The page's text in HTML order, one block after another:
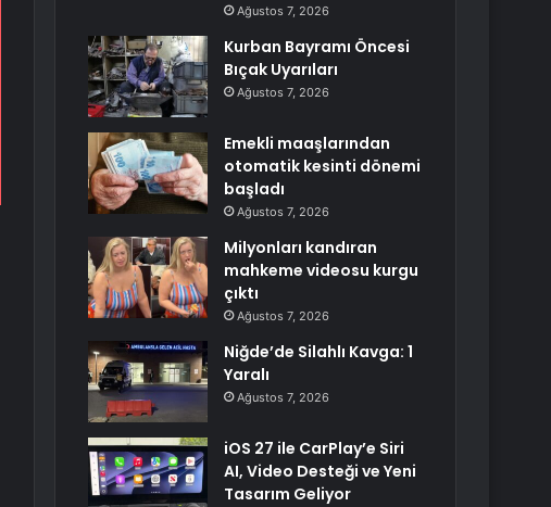
Ağustos 7, 2026
Kurban Bayramı Öncesi
Bıçak Uyarıları
Ağustos 7, 2026
Emekli maaşlarından
otomatik kesinti dönemi
başladı
Ağustos 7, 2026
Milyonları kandıran
mahkeme videosu kurgu
çıktı
Ağustos 7, 2026
Niğde’de Silahlı Kavga: 1
Yaralı
Ağustos 7, 2026
iOS 27 ile CarPlay’e Siri
AI, Video Desteği ve Yeni
Tasarım Geliyor